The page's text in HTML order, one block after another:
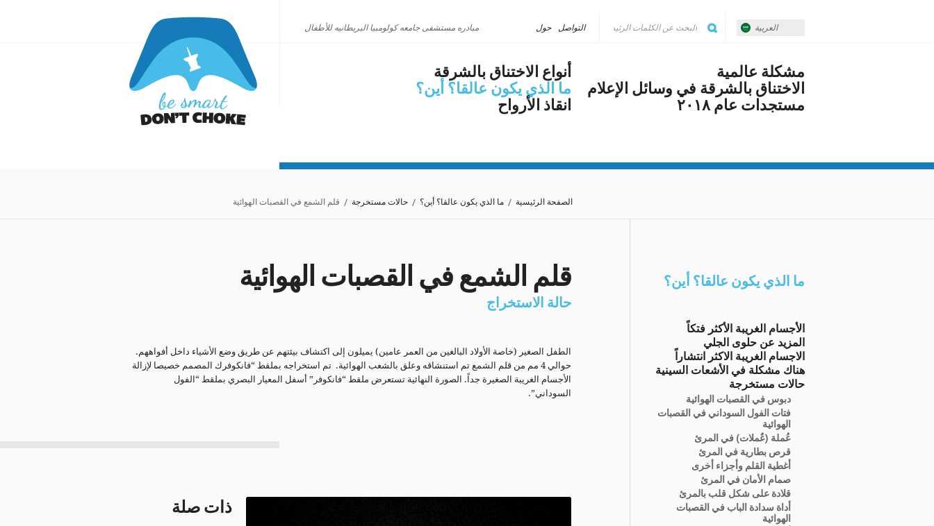
مبادره مستشفى جامعه كولومبيا البريطانيه للأطفال العربية التواصل حول
أنواع الاختناق بالشرقة
ما الذي يكون عالقا؟ أين؟
انقاذ الأرواح
مشكلة عالمية
الاختناق بالشرقة في وسائل الإعلام
مستجدات عام ٢٠١٨
الصفحة الرئيسية / ما الذي يكون عالقا؟ أين؟ / حالات مستخرجة / قلم الشمع في القصبات الهوائية
قلم الشمع في القصبات الهوائية
حالة الاستخراج
الطفل الصغير (خاصة الأولاد البالغين من العمر عامين) يميلون إلى اكتشاف بيئتهم عن طريق وضع الأشياء داخل أفواههم.
حوالي 4 مم من قلم الشمع تم استنشاقه وعلق بالشعب الهوائية. تم استخراجه بملقط “فانكوفرك المصمم خصيصا لإزالة
الأجسام الغريبة الصغيرة جداً. الصورة النهائية تستعرض ملقط “فانكوفر” أسفل المعيار البصري بملقط “الفول
السوداني”.
ذات صلة
ما الذي يكون عالقا؟ أين؟
الأجسام الغريبة الأكثر فتكاً
المزيد عن حلوى الجلي
الاجسام الغريبة الاكثر انتشاراً
هناك مشكلة في الأشعات السينية
حالات مستخرجة
دبوس في القصبات الهوائية
فتات الفول السوداني في القصبات
الهوائية
عُملة (عٌملات) في المرئ
قرص بطارية في المرئ
أغطية القلم وأجزاء أخرى
صمام الأمان في المرئ
قلادة على شكل قلب بالمرئ
أداة سدادة الباب في القصبات
الهوائية